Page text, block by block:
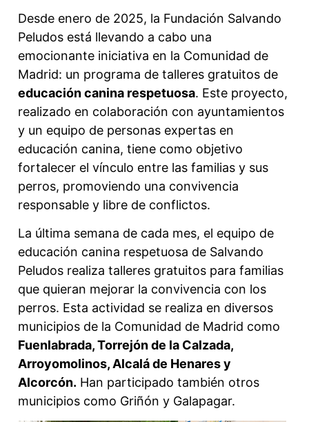
Desde enero de 2025, la Fundación Salvando
Peludos está llevando a cabo una
emocionante iniciativa en la Comunidad de
Madrid: un programa de talleres gratuitos de
educación canina respetuosa. Este proyecto,
realizado en colaboración con ayuntamientos
y un equipo de personas expertas en
educación canina, tiene como objetivo
fortalecer el vínculo entre las familias y sus
perros, promoviendo una convivencia
responsable y libre de conflictos.
La última semana de cada mes, el equipo de
educación canina respetuosa de Salvando
Peludos realiza talleres gratuitos para familias
que quieran mejorar la convivencia con los
perros. Esta actividad se realiza en diversos
municipios de la Comunidad de Madrid como
Fuenlabrada, Torrejón de la Calzada,
Arroyomolinos, Alcalá de Henares y
Alcorcón. Han participado también otros
municipios como Griñón y Galapagar.